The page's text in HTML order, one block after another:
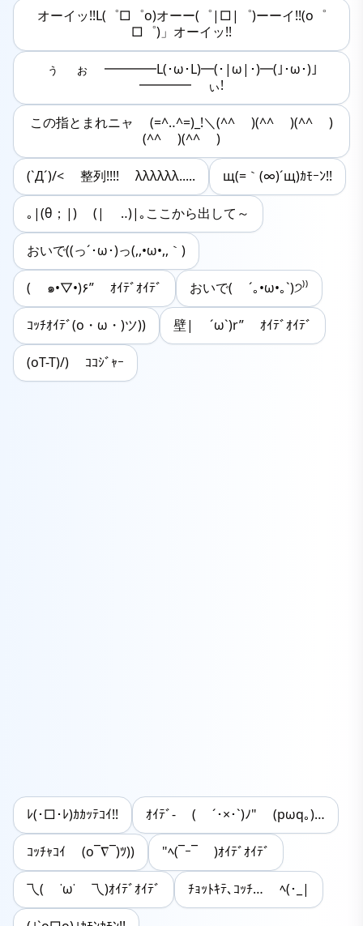
オーイッ!!L(゜□゜o)オーー(゜|□|゜)ーーイ!!(o゜
□゜)」オーイッ!!
ぅ ぉ ━━━━L(･ω･L)━(･|ω|･)━(｣･ω･)｣
━━━━ ぃ!
この指とまれニャ (=^‥^=)_!＼(^^ )(^^ )(^^ )
(^^ )(^^ )
(`Д´)/< 整列!!!! λλλλλλ..... щ(=｀(∞)´щ)ｶﾓｰﾝ!!
｡|(θ；|) (| ‥)|｡ここから出して～
おいで((っ´･ω･)っ(,,•ω•,,｀)
( ๑•▽•)۶” ｵｲﾃﾞｵｲﾃﾞ おいで( ´｡•ω•｡`)੭⁾⁾
ｺｯﾁｵｲﾃﾞ(o・ω・)ツ)) 壁| ´ω`)r” ｵｲﾃﾞｵｲﾃﾞ
(oT-T)/) ｺｺｼﾞｬｰ
ﾚ(･□･ﾚ)ｶｶｯﾃｺｲ!! ｵｲﾃﾞ- ( ´･×･`)ﾉ" (pωq｡)…
ｺｯﾁｬｺｲ (o¯∇¯)ﾂ)) "ﾍ(¯ｰ¯ )ｵｲﾃﾞｵｲﾃﾞ
乁( ˙ω˙ 乁)ｵｲﾃﾞｵｲﾃﾞ ﾁｮｯﾄｷﾃ､ｺｯﾁ… ﾍ(･_|